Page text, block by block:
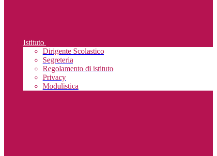
Istituto
Dirigente Scolastico
Segreteria
Regolamento di istituto
Privacy
Modulistica